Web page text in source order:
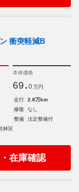
衝突軽減B
本体価格
69. 0 万円
走行
2.8万km
修復
なし
整備
法定整備付
林区
在庫確認